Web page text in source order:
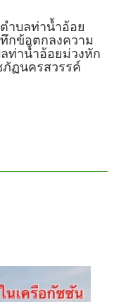
ำบลท่าน้ำอ้อย
กข้อตกลงความ
ลท่าน้ำอ้อยม่วงหัก
ฏนครสวรรค์